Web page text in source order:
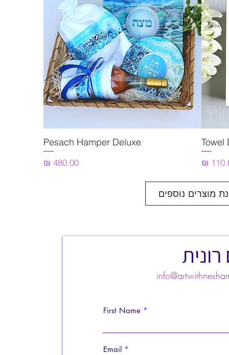
Towel תצוגה מהירה
Pesach Hamper Deluxe
מחיר
מוצרים נוספים
First Name
Email